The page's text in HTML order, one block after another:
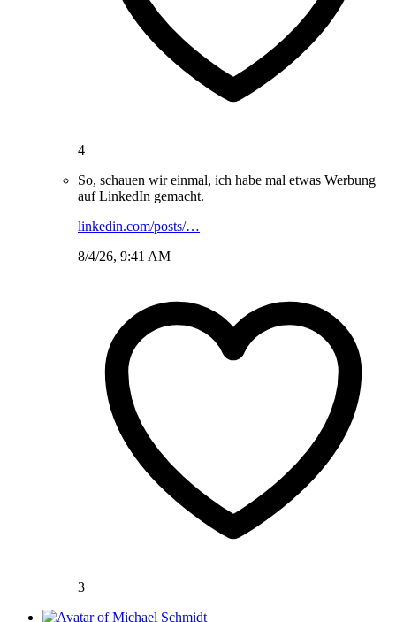
4
So, schauen wir einmal, ich habe mal etwas Werbung
auf LinkedIn gemacht.
linkedin.com/posts/…
8/4/26, 9:41 AM
3